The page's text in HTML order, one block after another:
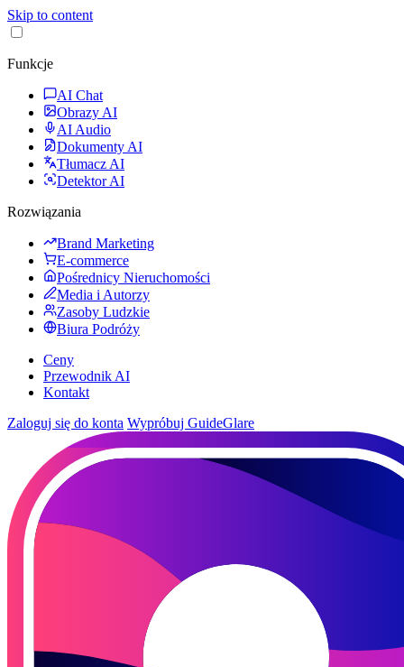
Skip to content
Funkcje
AI Chat
Obrazy AI
AI Audio
Dokumenty AI
Tłumacz AI
Detektor AI
Rozwiązania
Brand Marketing
E-commerce
Pośrednicy Nieruchomości
Media i Autorzy
Zasoby Ludzkie
Biura Podróży
Ceny
Przewodnik AI
Kontakt
Zaloguj się do konta Wypróbuj GuideGlare